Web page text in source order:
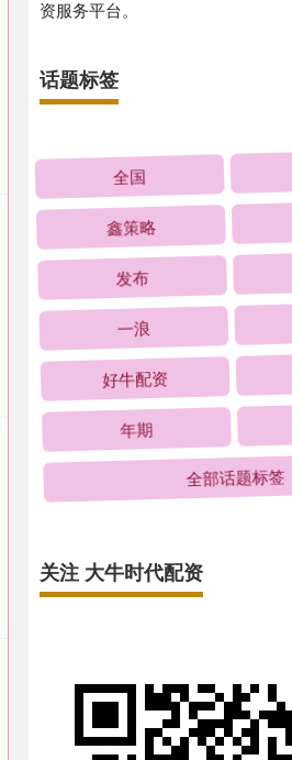
资服务平台。
话题标签
全国
鑫策略
发布
一浪
好牛配资
年期
全部话题标签
关注 大牛时代配资